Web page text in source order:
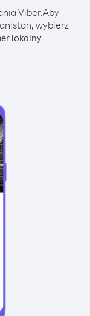
Viber.Aby
wybierz
lokalny